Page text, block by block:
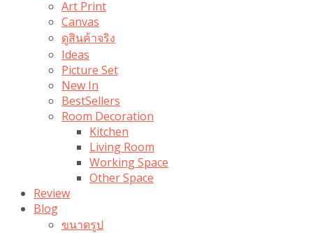
Art Print
Canvas
ดูสินค้าจริง
Ideas
Picture Set
New In
BestSellers
Room Decoration
Kitchen
Living Room
Working Space
Other Space
Review
Blog
ขนาดรูป